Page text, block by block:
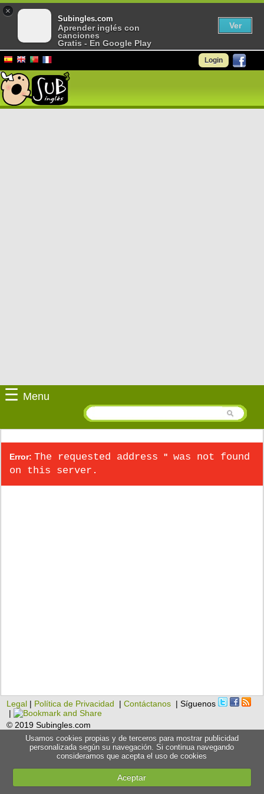
Login
☰ Menu
Error: The requested address ''was not found
on this server.
Legal | Política de Privacidad |Contáctanos | Síguenos
|
© 2019 Subingles.com
Usamos cookies propias y de terceros para mostrar publicidad
personalizada según su navegación. Si continua navegando
consideramos que acepta el uso de cookies
Aceptar
×
Subingles.com
Aprender inglés con
canciones
Gratis - En Google Play
Ver